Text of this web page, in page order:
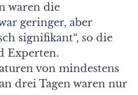
waren die
geringer, aber
signifikant“, so die
Experten.
von mindestens
drei Tagen waren nur